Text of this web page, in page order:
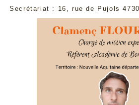
Secrétariat : 16, rue de Pujols